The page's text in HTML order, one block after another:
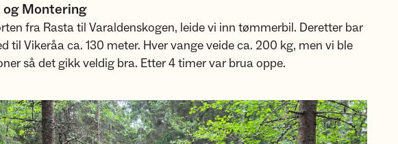
Montering
fra Rasta til Varaldenskogen, leide vi inn tømmerbil. Deretter bar
til Vikeråa ca. 130 meter. Hver vange veide ca. 200 kg, men vi ble
så det gikk veldig bra. Etter 4 timer var brua oppe.